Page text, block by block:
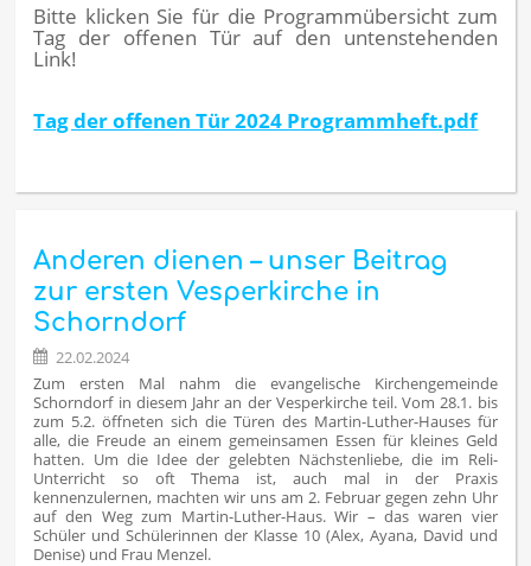
Bitte klicken Sie für die Programmübersicht zum
Tag der offenen Tür auf den untenstehenden
Link!
Tag der offenen Tür 2024 Programmheft.pdf
Anderen dienen – unser Beitrag
zur ersten Vesperkirche in
Schorndorf
22.02.2024
Zum ersten Mal nahm die evangelische Kirchengemeinde
Schorndorf in diesem Jahr an der Vesperkirche teil. Vom 28.1. bis
zum 5.2. öffneten sich die Türen des Martin-Luther-Hauses für
alle, die Freude an einem gemeinsamen Essen für kleines Geld
hatten. Um die Idee der gelebten Nächstenliebe, die im Reli-
Unterricht so oft Thema ist, auch mal in der Praxis
kennenzulernen, machten wir uns am 2. Februar gegen zehn Uhr
auf den Weg zum Martin-Luther-Haus. Wir – das waren vier
Schüler und Schülerinnen der Klasse 10 (Alex, Ayana, David und
Denise) und Frau Menzel.